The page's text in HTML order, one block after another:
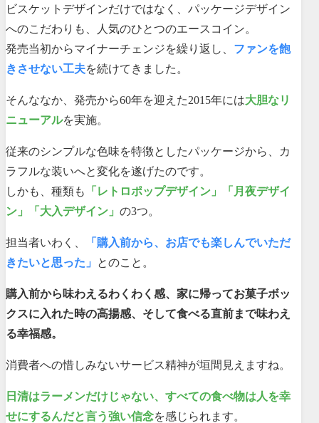
ビスケットデザインだけではなく、パッケージデザイン
へのこだわりも、人気のひとつのエースコイン。
発売当初からマイナーチェンジを繰り返し、 ファンを飽
きさせない工夫を続けてきました。
そんななか、発売から60年を迎えた2015年には大胆なリ
ニューアルを実施。
従来のシンプルな色味を特徴としたパッケージから、カ
ラフルな装いへと変化を遂げたのです。
しかも、種類も
「レトロポップデザイン」「月夜デザイ
ン」「大入デザイン」 の3つ。
担当者いわく、
「購入前から、お店でも楽しんでいただ
きたいと思った」
とのこと。
購入前から味わえるわくわく感、家に帰ってお菓子ボッ
クスに入れた時の高揚感、そして食べる直前まで味わえ
る幸福感。
消費者への惜しみないサービス精神が垣間見えますね。
日清はラーメンだけじゃない、すべての食べ物は人を幸
せにするんだと言う強い信念を感じられます。